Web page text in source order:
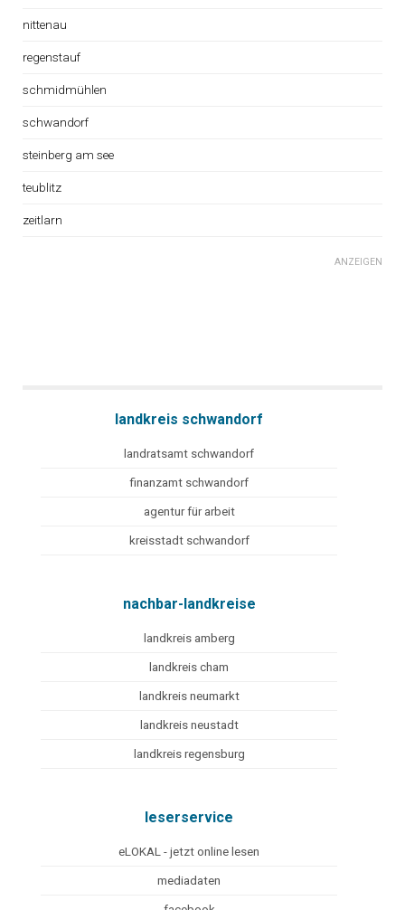
nittenau
regenstauf
schmidmühlen
schwandorf
steinberg am see
teublitz
zeitlarn
ANZEIGEN
landkreis schwandorf
landratsamt schwandorf
finanzamt schwandorf
agentur für arbeit
kreisstadt schwandorf
nachbar-landkreise
landkreis amberg
landkreis cham
landkreis neumarkt
landkreis neustadt
landkreis regensburg
leserservice
eLOKAL - jetzt online lesen
mediadaten